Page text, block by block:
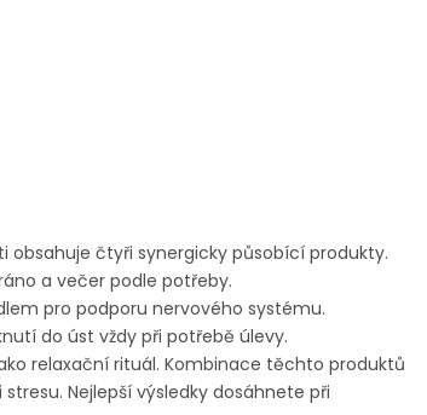
obsahuje čtyři synergicky působící produkty.
a večer podle potřeby.
pro podporu nervového systému.
do úst vždy při potřebě úlevy.
relaxační rituál. Kombinace těchto produktů
Nejlepší výsledky dosáhnete při